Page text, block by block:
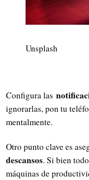
Unsplash
Configura las
ignorarlas, pon tu
mentalmente.
Otro punto clave es
descansos. Si bien
máquinas de